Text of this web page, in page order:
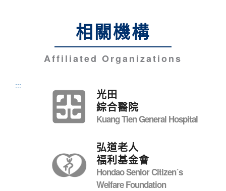
相關機構
Affiliated Organizations
:::
光田
綜合醫院
Kuang Tien General Hospital
弘道老人
福利基金會
Hondao Senior Citizenˊs
Welfare Foundation